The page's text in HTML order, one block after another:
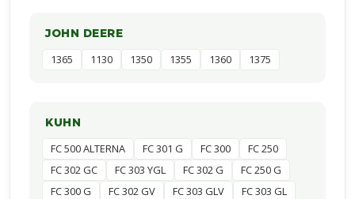
JOHN DEERE
1365 1130 1350 1355 1360 1375
KUHN
FC 500 ALTERNA FC 301 G FC 300
FC 250
FC 302 GC
FC 303 YGL FC 302 G
FC 250 G
FC 300 G
FC 302 GV FC 303 GLV
FC 303 GL